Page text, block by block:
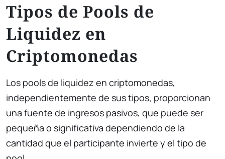
Tipos de Pools de
Liquidez en
Criptomonedas
Los pools de liquidez en criptomonedas,
independientemente de sus tipos, proporcionan
una fuente de ingresos pasivos, que puede ser
pequeña o significativa dependiendo de la
cantidad que el participante invierte y el tipo de